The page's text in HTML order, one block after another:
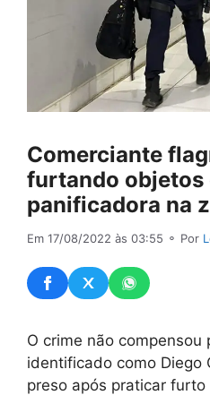
Comerciante
furtando objetos
panificadora na
Em 17/08/2022 às 03:55 ⚬ Por
O crime não compensou
identificado como Diego
preso após praticar